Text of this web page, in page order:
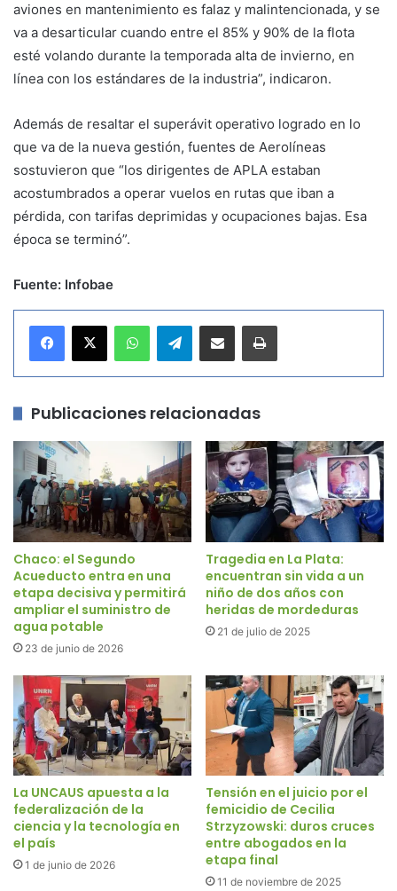
aviones en mantenimiento es falaz y malintencionada, y se
va a desarticular cuando entre el 85% y 90% de la flota
esté volando durante la temporada alta de invierno, en
línea con los estándares de la industria”, indicaron.
Además de resaltar el superávit operativo logrado en lo
que va de la nueva gestión, fuentes de Aerolíneas
sostuvieron que “los dirigentes de APLA estaban
acostumbrados a operar vuelos en rutas que iban a
pérdida, con tarifas deprimidas y ocupaciones bajas. Esa
época se terminó”.
Fuente: Infobae
Telegram
Publicaciones relacionadas
Chaco: el Segundo
Acueducto entra en una
etapa decisiva y permitirá
ampliar el suministro de
agua potable
23 de junio de 2026
Tragedia en La Plata:
encuentran sin vida a un
niño de dos años con
heridas de mordeduras
21 de julio de 2025
La UNCAUS apuesta a la
federalización de la
ciencia y la tecnología en
el país
1 de junio de 2026
Tensión en el juicio por el
femicidio de Cecilia
Strzyzowski: duros cruces
entre abogados en la
etapa final
11 de noviembre de 2025